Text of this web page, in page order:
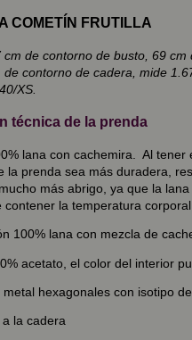
COMETÍN FRUTILLA
cm de contorno de busto, 69 cm
de contorno de cadera, mide
XS.
técnica de la prenda
lana con cachemira. Al tener
la prenda sea más duradera,
más abrigo, ya que la
contener la temperatura corporal.
100% lana con mezcla de
acetato, el color del interior
metal hexagonales con isotipo
a la cadera